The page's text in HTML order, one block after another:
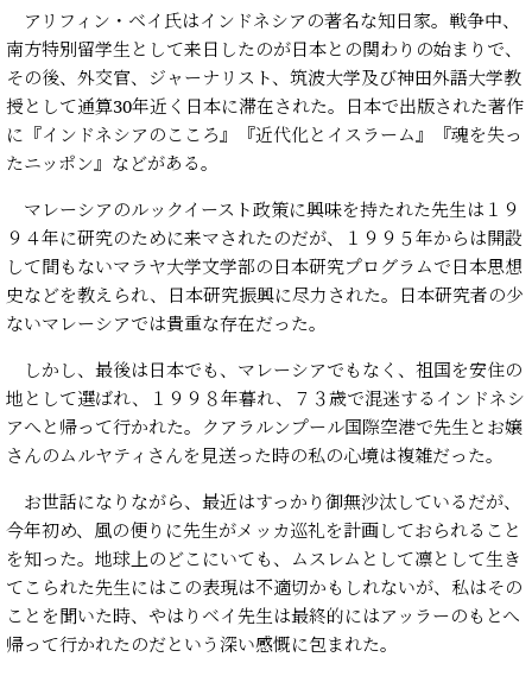
アリフィン・ベイ氏はインドネシアの著名な知日家。戦争中、
南方特別留学生として来日したのが日本との関わりの始まりで、
その後、外交官、ジャーナリスト、筑波大学及び神田外語大学教
授として通算30年近く日本に滞在された。日本で出版された著作
に『インドネシアのこころ』『近代化とイスラーム』『魂を失っ
たニッポン』などがある。
マレーシアのルックイースト政策に興味を持たれた先生は１９
９４年に研究のために来マされたのだが、１９９５年からは開設
して間もないマラヤ大学文学部の日本研究プログラムで日本思想
史などを教えられ、日本研究振興に尽力された。日本研究者の少
ないマレーシアでは貴重な存在だった。
しかし、最後は日本でも、マレーシアでもなく、祖国を安住の
地として選ばれ、１９９８年暮れ、７３歳で混迷するインドネシ
アへと帰って行かれた。クアラルンプール国際空港で先生とお嬢
さんのムルヤティさんを見送った時の私の心境は複雑だった。
お世話になりながら、最近はすっかり御無沙汰しているだが、
今年初め、風の便りに先生がメッカ巡礼を計画しておられること
を知った。地球上のどこにいても、ムスレムとして凛として生き
てこられた先生にはこの表現は不適切かもしれないが、私はその
ことを聞いた時、やはりベイ先生は最終的にはアッラーのもとへ
帰って行かれたのだという深い感慨に包まれた。